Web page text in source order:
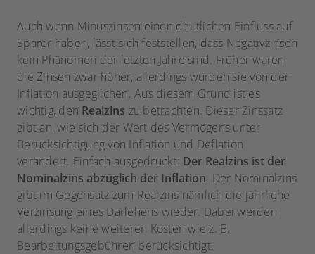
Auch wenn Minuszinsen einen deutlichen Einfluss auf
Sparer haben, lässt sich feststellen, dass Negativzinsen
kein Phänomen der letzten Jahre sind. Früher waren
die Zinsen zwar höher, allerdings wurden sie von der
Inflation ausgeglichen. Aus diesem Grund ist es
wichtig, den Realzins zu betrachten. Dieser Zinssatz
gibt an, wie sich der Wert des Vermögens unter
Berücksichtigung von Inflation und Deflation
verändert. Einfach ausgedrückt: Der Realzins ist der
Nominalzins abzüglich der Inflation. Der Nominalzins
gibt im Gegensatz zum Realzins nämlich die jährliche
Verzinsung eines Darlehens wieder. Dabei werden
allerdings keine weiteren Kosten wie z. B.
Bearbeitungsgebühren berücksichtigt.